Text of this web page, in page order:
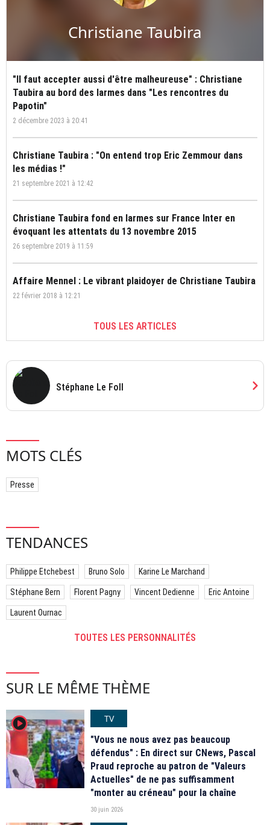
Christiane Taubira
"Il faut accepter aussi d'être malheureuse" : Christiane
Taubira au bord des larmes dans "Les rencontres du
Papotin"
2 décembre 2023 à 20:41
Christiane Taubira : "On entend trop Eric Zemmour dans
les médias !"
21 septembre 2021 à 12:42
Christiane Taubira fond en larmes sur France Inter en
évoquant les attentats du 13 novembre 2015
26 septembre 2019 à 11:59
Affaire Mennel : Le vibrant plaidoyer de Christiane Taubira
22 février 2018 à 12:21
TOUS LES ARTICLES
Stéphane Le Foll chevron_right
MOTS CLÉS
Presse
TENDANCES
Philippe Etchebest Bruno Solo Karine Le Marchand
Stéphane Bern Florent Pagny Vincent Dedienne Eric Antoine
Laurent Ournac
TOUTES LES PERSONNALITÉS
SUR LE MÊME THÈME
player2
TV
"Vous ne nous avez pas beaucoup
défendus" : En direct sur CNews, Pascal
Praud reproche au patron de "Valeurs
Actuelles" de ne pas suffisamment
"monter au créneau" pour la chaîne
30 juin 2026